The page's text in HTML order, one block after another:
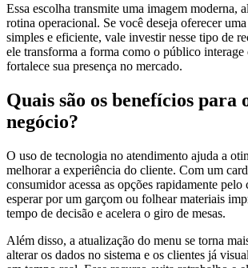
Essa escolha transmite uma imagem moderna,
rotina operacional. Se você deseja oferecer
simples e eficiente, vale investir nesse tipo de
ele transforma a forma como o público interage
fortalece sua presença no mercado.
Quais são os benefícios para
negócio?
O uso de tecnologia no atendimento ajuda a
melhorar a experiência do cliente. Com um
consumidor acessa as opções rapidamente pelo
esperar por um garçom ou folhear materiais
tempo de decisão e acelera o giro de mesas.
Além disso, a atualização do menu se torna
alterar os dados no sistema e os clientes já